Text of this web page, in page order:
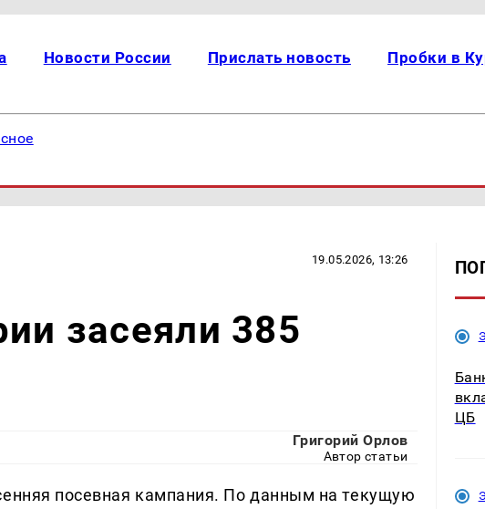
Новости России Прислать новость Пробки в
19.05.2026, 13:26
засеяли 385
Григорий Орлов
Автор статьи
посевная кампания. По данным на текущую
ЦБ